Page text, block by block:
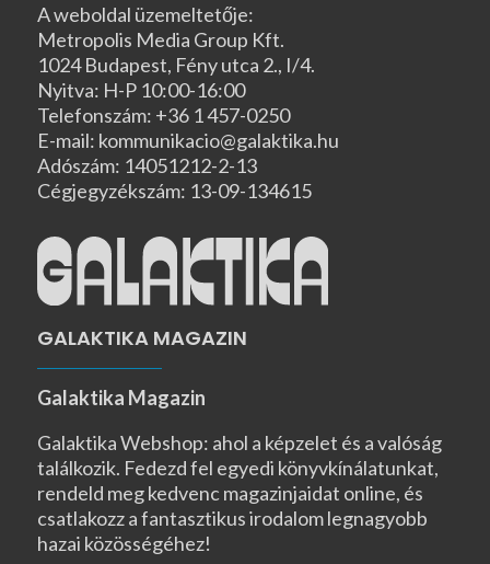
A weboldal üzemeltetője:
Metropolis Media Group Kft.
1024 Budapest, Fény utca 2., I/4.
Nyitva: H-P 10:00-16:00
Telefonszám: +36 1 457-0250
E-mail: kommunikacio@galaktika.hu
Adószám: 14051212-2-13
Cégjegyzékszám: 13-09-134615
GALAKTIKA MAGAZIN
Galaktika Magazin
Galaktika Webshop: ahol a képzelet és a valóság
találkozik. Fedezd fel egyedi könyvkínálatunkat,
rendeld meg kedvenc magazinjaidat online, és
csatlakozz a fantasztikus irodalom legnagyobb
hazai közösségéhez!